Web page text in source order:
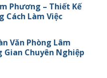
Phương – Thiết Kế
Cách Làm Việc
Văn Phòng Lâm
Gian Chuyên Nghiệp